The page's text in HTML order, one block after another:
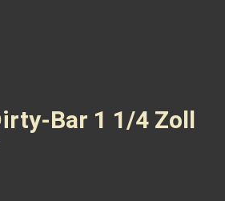
Bar 1 1/4 Zoll